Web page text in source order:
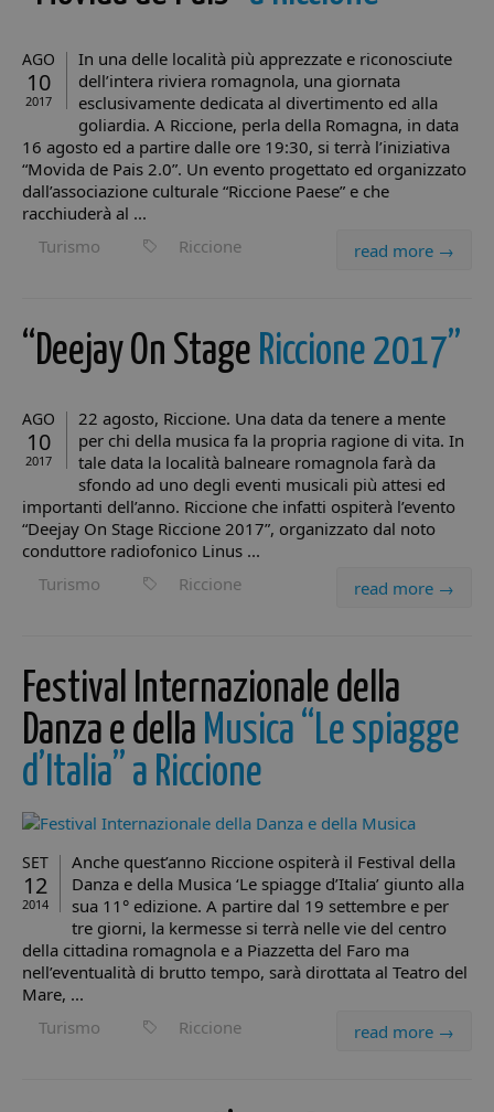
AGO
10
2017
In una delle località più apprezzate e riconosciute
dell’intera riviera romagnola, una giornata
esclusivamente dedicata al divertimento ed alla
goliardia. A Riccione, perla della Romagna, in data
16 agosto ed a partire dalle ore 19:30, si terrà l’iniziativa
“Movida de Pais 2.0”. Un evento progettato ed organizzato
dall’associazione culturale “Riccione Paese” e che
racchiuderà al ...
read more →
Turismo Riccione
“Deejay On Stage Riccione 2017”
AGO
10
2017
22 agosto, Riccione. Una data da tenere a mente
per chi della musica fa la propria ragione di vita. In
tale data la località balneare romagnola farà da
sfondo ad uno degli eventi musicali più attesi ed
importanti dell’anno. Riccione che infatti ospiterà l’evento
“Deejay On Stage Riccione 2017”, organizzato dal noto
conduttore radiofonico Linus ...
read more →
Turismo Riccione
Festival Internazionale della
Danza e della Musica “Le spiagge
d’Italia” a Riccione
SET
12
2014
Anche quest’anno Riccione ospiterà il Festival della
Danza e della Musica ‘Le spiagge d’Italia’ giunto alla
sua 11° edizione. A partire dal 19 settembre e per
tre giorni, la kermesse si terrà nelle vie del centro
della cittadina romagnola e a Piazzetta del Faro ma
nell’eventualità di brutto tempo, sarà dirottata al Teatro del
Mare, ...
read more →
Turismo Riccione